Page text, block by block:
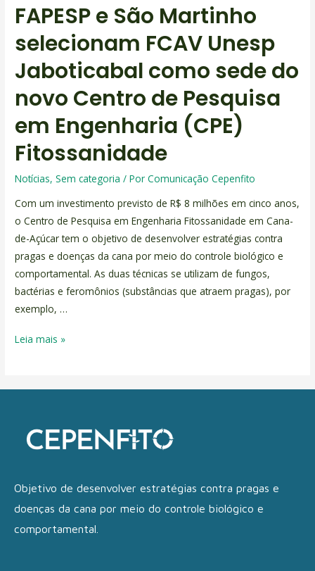
FAPESP e São Martinho
selecionam FCAV Unesp
Jaboticabal como sede do
novo Centro de Pesquisa
em Engenharia (CPE)
Fitossanidade
Notícias,Sem categoria / PorComunicação Cepenfito
Com um investimento previsto de R$ 8 milhões em cinco anos,
o Centro de Pesquisa em Engenharia Fitossanidade em Cana-
de-Açúcar tem o objetivo de desenvolver estratégias contra
pragas e doenças da cana por meio do controle biológico e
comportamental. As duas técnicas se utilizam de fungos,
bactérias e feromônios (substâncias que atraem pragas), por
exemplo, …
Leia mais »
Objetivo de desenvolver estratégias contra pragas e
doenças da cana por meio do controle biológico e
comportamental.